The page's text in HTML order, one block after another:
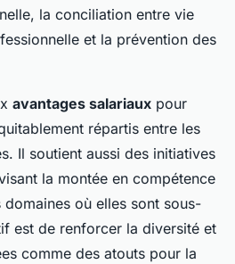
la conciliation entre vie
et la prévention des
avantages salariaux pour
répartis entre les
Il soutient aussi des initiatives
la montée en compétence
où elles sont sous-
est de renforcer la diversité et
comme des atouts pour la